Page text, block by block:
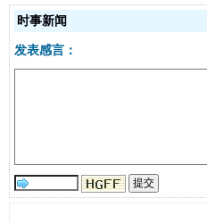
时事新闻
发表感言：